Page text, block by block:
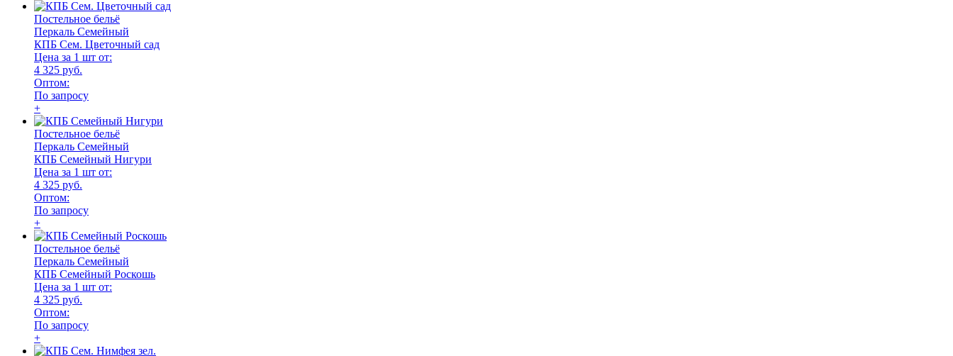
Постельное бельё
Перкаль Семейный
КПБ Сем. Цветочный сад
Цена за 1 шт от:
4 325 руб.
Оптом:
По запросу
+
Постельное бельё
Перкаль Семейный
КПБ Семейный Нигури
Цена за 1 шт от:
4 325 руб.
Оптом:
По запросу
+
Постельное бельё
Перкаль Семейный
КПБ Семейный Роскошь
Цена за 1 шт от:
4 325 руб.
Оптом:
По запросу
+